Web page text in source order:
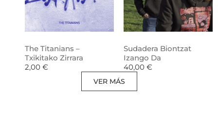
The Titanians –
Txikitako Zirrara
2,00 €
Sudadera Biontzat
Izango Da
40,00 €
VER MÁS